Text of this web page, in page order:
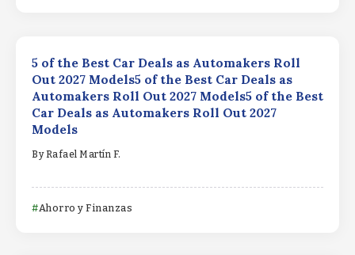
5 of the Best Car Deals as Automakers Roll
Out 2027 Models5 of the Best Car Deals as
Automakers Roll Out 2027 Models5 of the Best
Car Deals as Automakers Roll Out 2027
Models
By Rafael Martín F.
Ahorro y Finanzas